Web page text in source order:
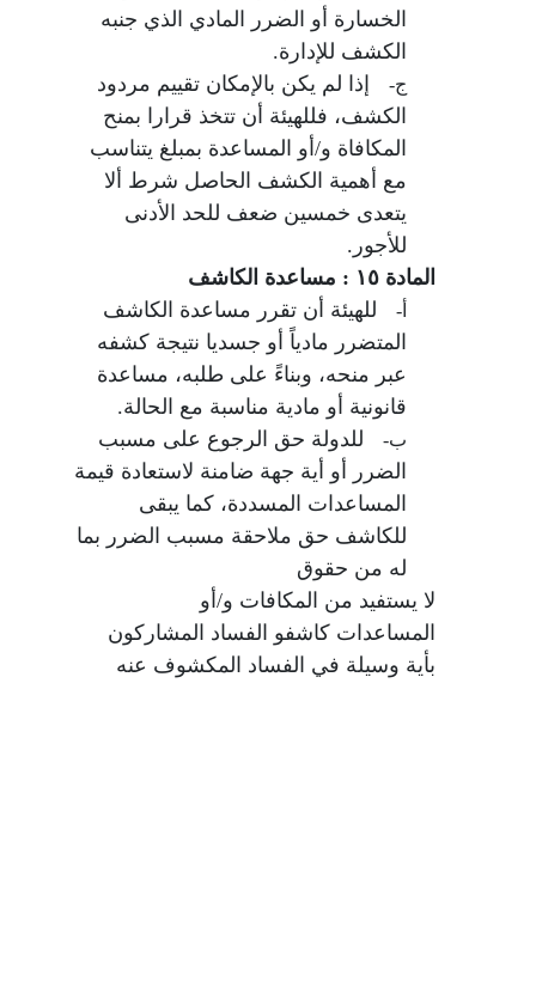
الخسارة أو الضرر المادي الذي جنبه
الكشف للإدارة.
إذا لم يكن بالإمكان تقييم مردود
الكشف، فللهيئة أن تتخذ قرارا بمنح
المكافاة و/أو المساعدة بمبلغ يتناسب
مع أهمية الكشف الحاصل شرط ألا
يتعدى خمسين ضعف للحد الأدنى
للأجور.
للهيئة أن تقرر مساعدة الكاشف
المتضرر مادياً أو جسديا نتيجة كشفه
عبر منحه، وبناءً على طلبه، مساعدة
قانونية أو مادية مناسبة مع الحالة.
للدولة حق الرجوع على مسبب
الضرر أو أية جهة ضامنة لاستعادة قيمة
المساعدات المسددة، كما يبقى
للكاشف حق ملاحقة مسبب الضرر بما
له من حقوق
لا يستفيد من المكافات و/أو
المساعدات كاشفو الفساد المشاركون
بأية وسيلة في الفساد المكشوف عنه